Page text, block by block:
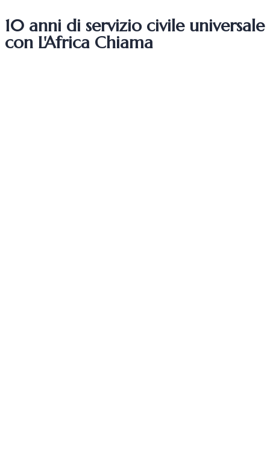
10 anni di servizio civile universale
con L'Africa Chiama